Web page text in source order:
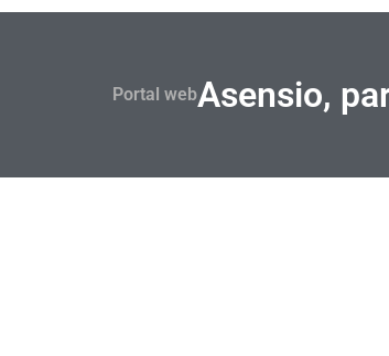
Portal webAsensio,